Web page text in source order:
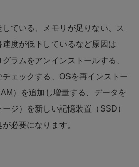
ている、メモリが足りない、ス
速度が低下しているなど原因は
ラムをアンインストールする、
ェックする、OSを再インストー
）を追加し増量する、データを
ジ）を新しい記憶装置（SSD）
必要になります。